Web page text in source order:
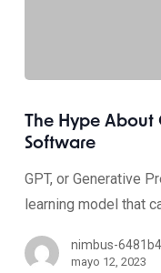
The Hype About
Software
GPT, or Generative
learning model that
nimbus-
mayo 12, 2023